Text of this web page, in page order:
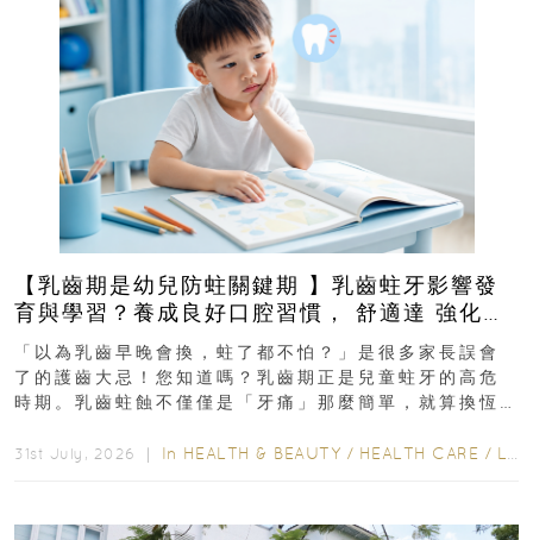
【乳齒期是幼兒防蛀關鍵期 】乳齒蛀牙影響發
育與學習？養成良好口腔習慣， 舒適達 強化琺
瑯質 兒童牙膏防護指南
「以為乳齒早晚會換，蛀了都不怕？」是很多家長誤會
了的護齒大忌！您知道嗎？乳齒期正是兒童蛀牙的高危
時期。乳齒蛀蝕不僅僅是「牙痛」那麼簡單，就算換恆
31st July, 2026 ｜ In HEALTH & BEAUTY / HEALTH CARE / LIFESTYLE